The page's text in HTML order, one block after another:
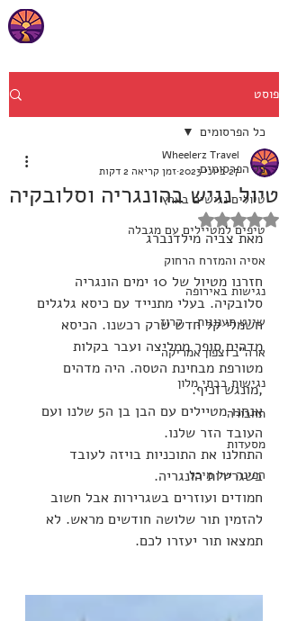
פוסט
כל הפרסומים
טיולים נגישים בארץ
טיפים למטיילים עם מגבלה
אסיה והמזרח הרחוק
נגישות באירופה
שייט תענוגות - קרוז
ארה"ב וצפון אמריקה
נגישות בבתי מלון
תחבורה
מסעדות
הפינה של מיכל
כל הפרסומים
טיול נגיש בהונגריה וסלובקיה
Wheelerz Travel
27 ביוני 2023
זמן קריאה 2 דקות
דירוג של NaN מתוך 5 כוכבים
מאת צביה מילדנברג
חזרנו מטיול של 10 ימים הונגריה
סלובקיה. בעלי מתנייד עם כיסא גלגלים
חשמלי קל חדש שרק רכשנו. הכיסא
מדהים סופר ממליצה ועבר בקלות
מטורפת מבחינת הטסה. היה מדהים
,מונגש וכיף.
אנחנו מטיילים עם הבן בן ה5 שלנו ועם
העובד הזר שלנו.
התחלנו את התוכניות בויזה לעובד
בשגרירות הונגריה.
חמודים ועוזרים בשגרירות אבל חשוב
להזמין תור שלושה חודשים מראש. לא
תמצאו תור יעזרו לכם.